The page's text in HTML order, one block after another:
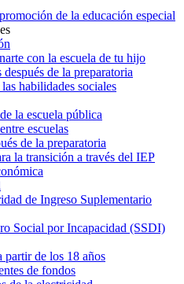
de la educación especial
con la escuela de tu hijo
después de la preparatoria
habilidades sociales
la escuela pública
escuelas
de la preparatoria
la transición a través del IEP
de Ingreso Suplementario
Social por Incapacidad (SSDI)
partir de los 18 años
de fondos